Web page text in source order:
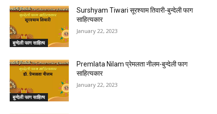
बुन्देली फाग साहित्य
Surshyam Tiwari सूरश्याम तिवारी-बुन्देली फाग
साहित्यकार
January 22, 2023
बुन्देली फाग साहित्य
Premlata Nilam प्रेमलता नीलम-बुन्देली फाग
साहित्यकार
January 22, 2023